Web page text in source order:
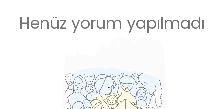
Henüz yorum yapılmadı